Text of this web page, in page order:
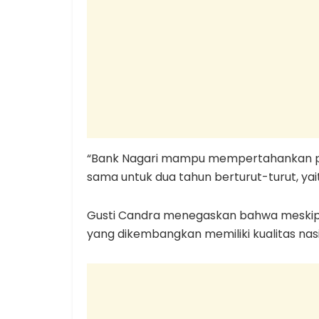
“Bank Nagari mampu
sama untuk dua tahun berturut-turut,
Gusti Candra menegaskan bahwa
yang dikembangkan memiliki kualitas